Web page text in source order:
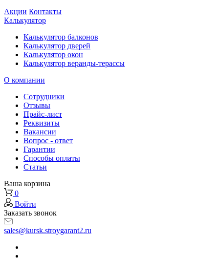
Акции Контакты
Калькулятор
Калькулятор балконов
Калькулятор дверей
Калькулятор окон
Калькулятор веранды-терассы
О компании
Сотрудники
Отзывы
Прайс-лист
Реквизиты
Вакансии
Вопрос - ответ
Гарантии
Способы оплаты
Статьи
Ваша корзина
0
Войти
Заказать звонок
sales@kursk.stroygarant2.ru